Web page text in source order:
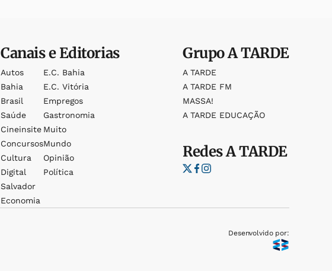
Canais e Editorias
Autos
Bahia
Brasil
Saúde
Cineinsite
Concursos
Cultura
Digital
Salvador
Economia
E.c. Bahia
E.c. Vitória
Empregos
Gastronomia
Muito
Mundo
Opinião
Política
GrupoA TARDE
A TARDE
A TARDE FM
MASSA!
A TARDE EDUCAÇÃO
RedesA TARDE
Desenvolvido por: